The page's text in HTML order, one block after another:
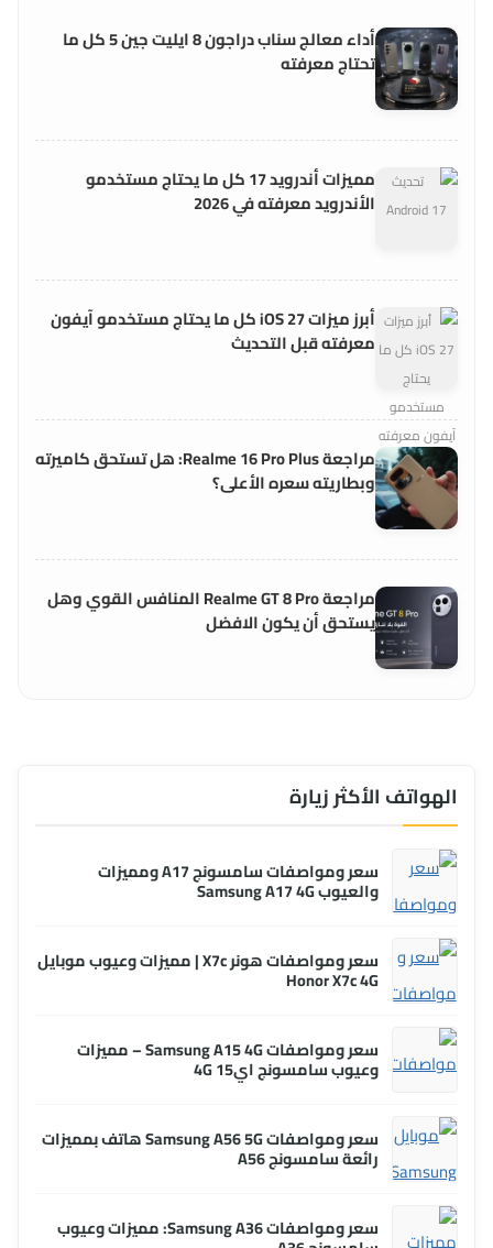
أداء معالج سناب دراجون 8 ايليت جين 5 كل ما
تحتاج معرفته
مميزات أندرويد 17 كل ما يحتاج مستخدمو
الأندرويد معرفته في 2026
أبرز ميزات iOS 27 كل ما يحتاج مستخدمو آيفون
معرفته قبل التحديث
مراجعة Realme 16 Pro Plus: هل تستحق كاميرته
وبطاريته سعره الأعلى؟
مراجعة Realme GT 8 Pro المنافس القوي وهل
يستحق أن يكون الافضل
الهواتف الأكثر زيارة
سعر ومواصفات سامسونج A17 ومميزات
والعيوب Samsung A17 4G
سعر ومواصفات هونر X7c | مميزات وعيوب موبايل
Honor X7c 4G
سعر ومواصفات Samsung A15 4G – مميزات
وعيوب سامسونج اي15 4G
سعر ومواصفات Samsung A56 5G هاتف بمميزات
رائعة سامسونج A56
سعر ومواصفات Samsung A36: مميزات وعيوب